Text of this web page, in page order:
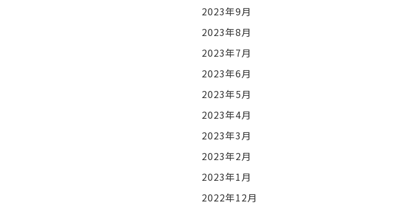
2023年9月
2023年8月
2023年7月
2023年6月
2023年5月
2023年4月
2023年3月
2023年2月
2023年1月
2022年12月